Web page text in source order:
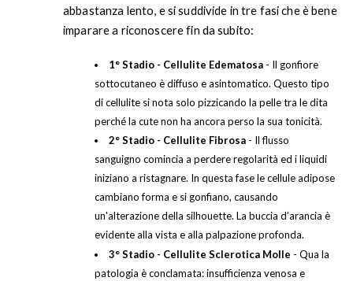
abbastanza lento, e si suddivide in tre fasi che è bene
imparare a riconoscere fin da subito:
1° Stadio - Cellulite Edematosa - Il gonfiore
sottocutaneo è diffuso e asintomatico. Questo tipo
di cellulite si nota solo pizzicando la pelle tra le dita
perché la cute non ha ancora perso la sua tonicità.
2° Stadio - Cellulite Fibrosa - Il flusso
sanguigno comincia a perdere regolarità ed i liquidi
iniziano a ristagnare. In questa fase le cellule adipose
cambiano forma e si gonfiano, causando
un'alterazione della silhouette. La buccia d’arancia è
evidente alla vista e alla palpazione profonda.
3° Stadio - Cellulite Sclerotica Molle - Qua la
patologia è conclamata: insufficienza venosa e